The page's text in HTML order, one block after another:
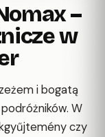
–
w
i bogatą
W
czy